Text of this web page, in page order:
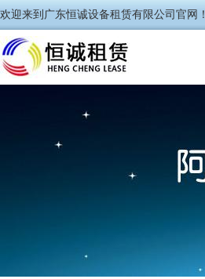
欢迎来到广东恒诚设备租赁有限公司官网！